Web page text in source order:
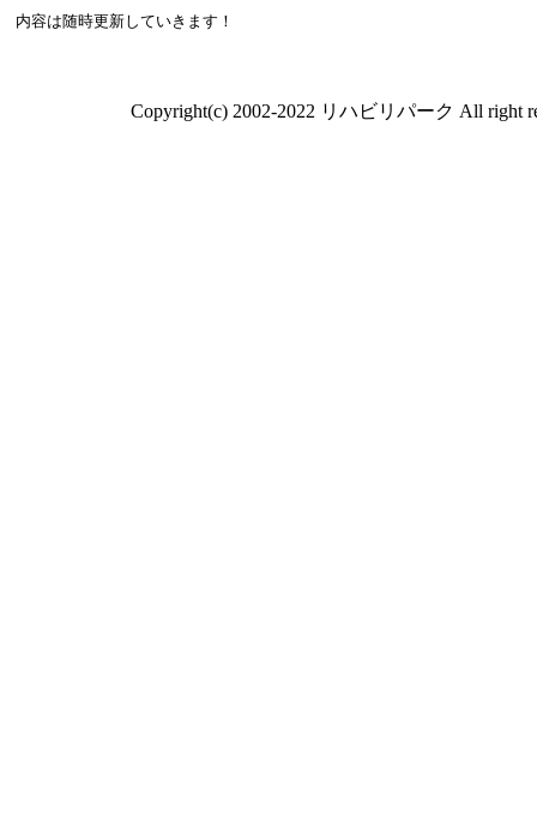
内容は随時更新していきます！
Copyright(c) 2002-2022 リハビリパーク All right